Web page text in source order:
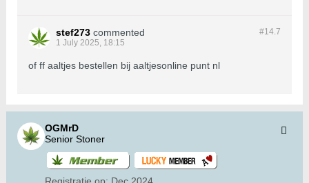
#14.7
stef273 commented
1 July 2025, 18:15
of ff aaltjes bestellen bij aaltjesonline punt nl
OGMrD
Senior Stoner